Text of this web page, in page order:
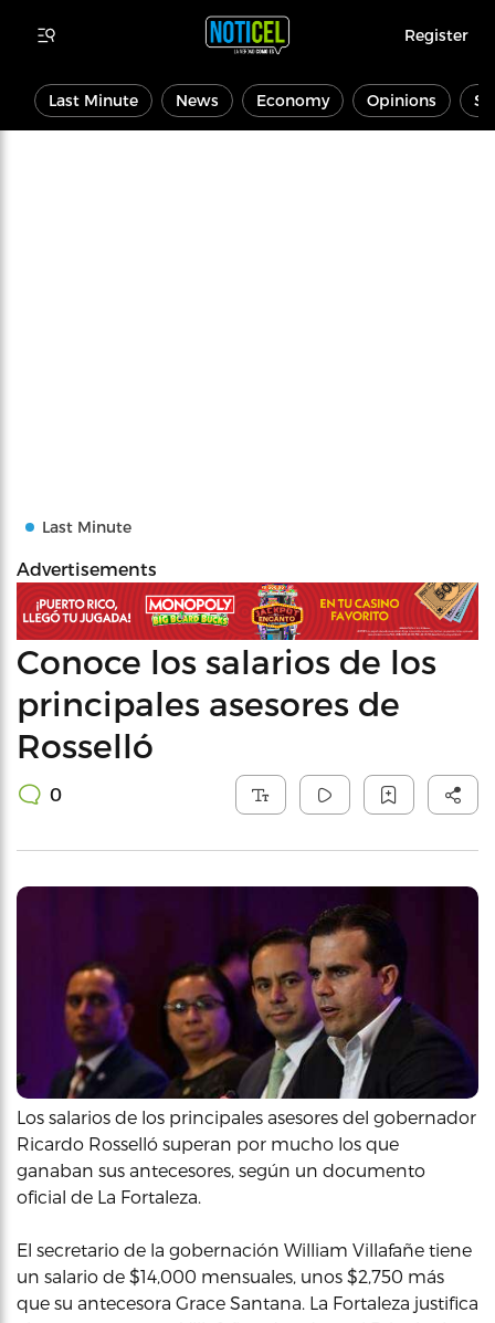
Register
Last Minute News Economy Opinions
Last Minute
Advertisements
Conoce los salarios de los
principales asesores de
Rosselló
0
Los salarios de los principales asesores del gobernador
Ricardo Rosselló superan por mucho los que
ganaban sus antecesores, según un documento
oficial de La Fortaleza.
El secretario de la gobernación William Villafañe tiene
un salario de $14,000 mensuales, unos $2,750 más
que su antecesora Grace Santana. La Fortaleza justifica